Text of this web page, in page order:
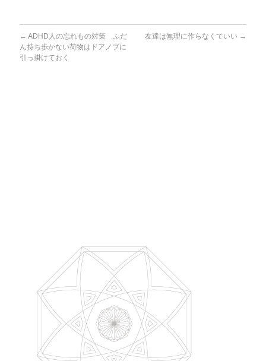
← ADHD人の忘れもの対策 ふだ
ん持ち歩かない荷物はドアノブに
引っ掛けておく
友達は無理に作らなくていい →